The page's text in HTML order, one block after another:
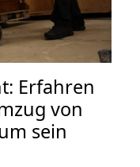
Erfahren
von
sein